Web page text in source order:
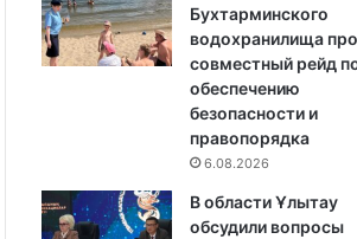
Бухтарминского
водохранилища
совместный рейд
обеспечению
безопасности и
правопорядка
6.08.2026
В области Ұлытау
обсудили вопросы